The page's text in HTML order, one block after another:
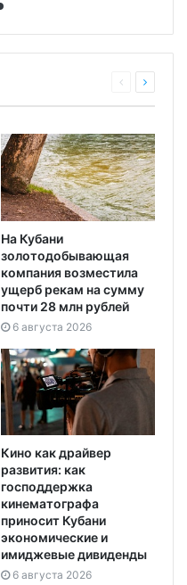
На Кубани
золотодобывающая
компания возместила
ущерб рекам на сумму
почти 28 млн рублей
6 августа 2026
Кино как драйвер
развития: как
господдержка
кинематографа
приносит Кубани
экономические и
имиджевые дивиденды
6 августа 2026